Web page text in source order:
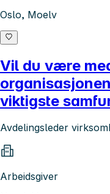
Oslo, Moelv
Vil du være
viktigste
Avdelingsleder
Arbeidsgiver